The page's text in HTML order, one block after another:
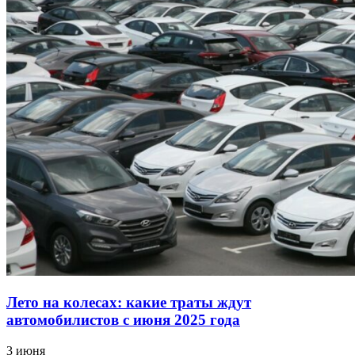
Лето на колесах: какие траты ждут
автомобилистов с июня 2025 года
3 июня